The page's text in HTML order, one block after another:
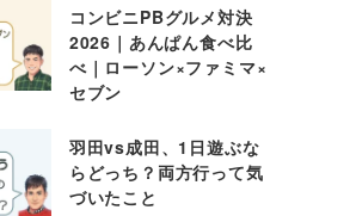
コンビニPBグルメ対決
2026｜あんぱん食べ比
べ｜ローソン×ファミマ×
セブン
羽田vs成田、1日遊ぶな
らどっち？両方行って気
づいたこと